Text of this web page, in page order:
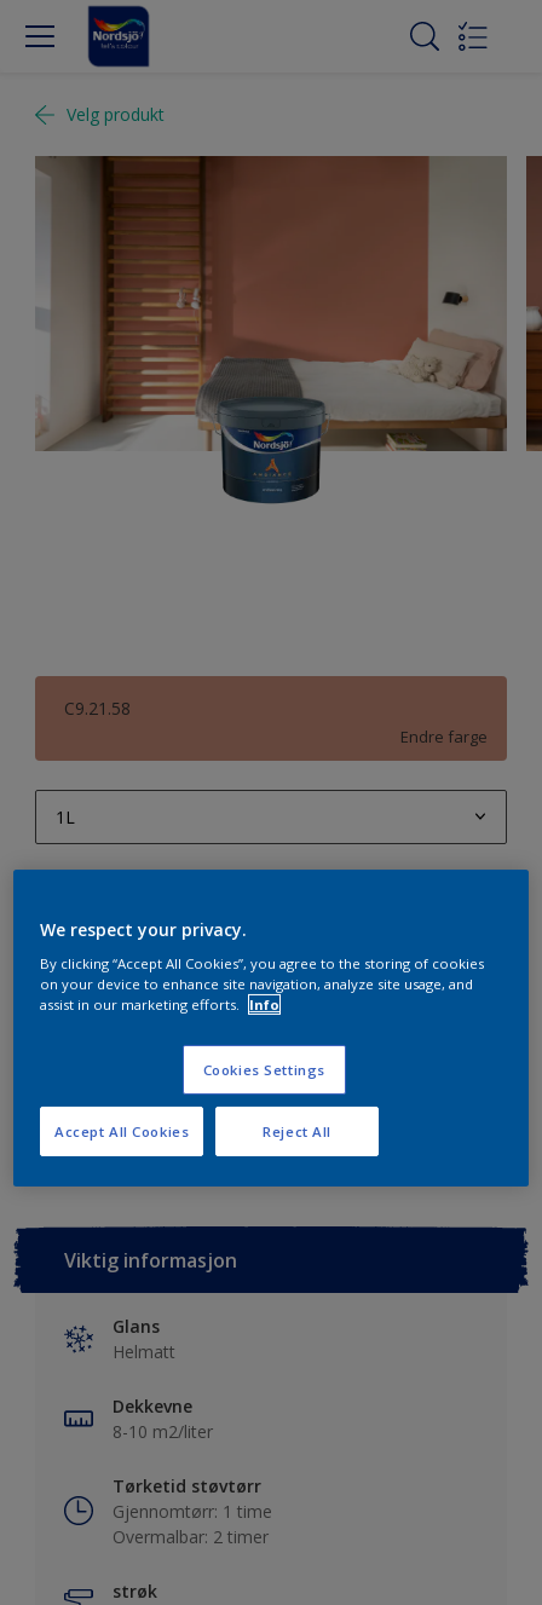
Velg produkt
C9.21.58
Endre farge
1L
1L
10L
Legg i handleliste
Lagre i dine prosjekter Finn en forhandler
Viktig informasjon
Glans
Helmatt
Dekkevne
8-10 m2/liter
Tørketid støvtørr
Gjennomtørr: 1 time
Overmalbar: 2 timer
strøk
We respect your privacy.
By clicking “Accept All Cookies”, you agree to the storing of cookies
on your device to enhance site navigation, analyze site usage, and
assist in our marketing efforts.
Info
Cookies Settings
Reject All
Accept All Cookies